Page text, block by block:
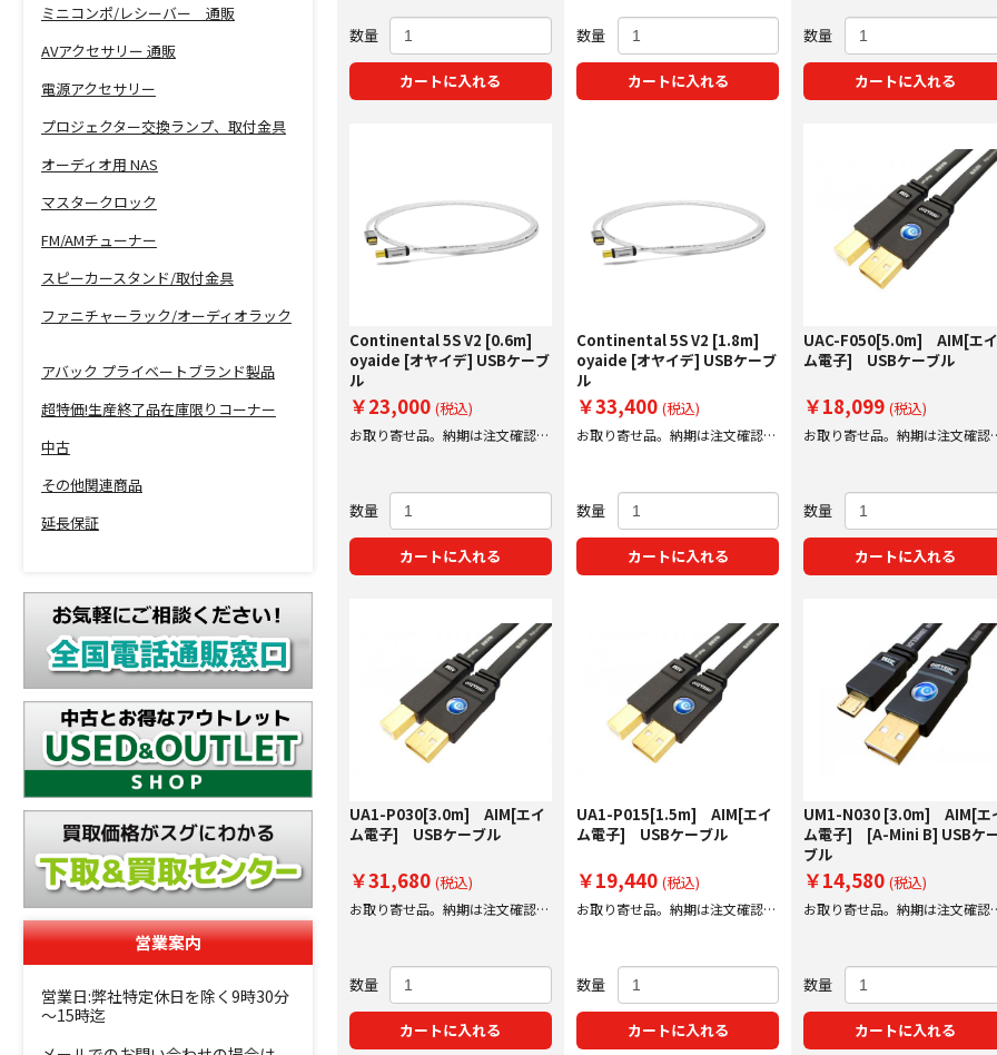
ミニコンポ/レシーバー 通販
AVアクセサリー 通販
電源アクセサリー
プロジェクター交換ランプ、取付金具
オーディオ用 NAS
マスタークロック
FM/AMチューナー
スピーカースタンド/取付金具
ファニチャーラック/オーディオラック
アバック プライベートブランド製品
超特価!生産終了品在庫限りコーナー
中古
その他関連商品
延長保証
営業案内
営業日:弊社特定休日を除く9時30分
～15時迄
数量
カートに入れる
数量
カートに入れる
数量
カートに入れる
Continental 5S V2 [0.6m]
oyaide [オヤイデ] USBケーブ
ル
￥23,000 (税込)
お取り寄せ品。納期は注文確認後
数量
カートに入れる
Continental 5S V2 [1.8m]
oyaide [オヤイデ] USBケーブ
ル
￥33,400 (税込)
お取り寄せ品。納期は注文確認後
数量
カートに入れる
UAC-F050[5.0m] AIM[エ
ム電子] USBケーブル
￥18,099(税込)
お取り寄せ品。納期は注文確認
数量
カートに入れる
UA1-P030[3.0m] AIM[エイ
ム電子] USBケーブル
￥31,680 (税込)
お取り寄せ品。納期は注文確認後
数量
カートに入れる
UA1-P015[1.5m] AIM[エイ
ム電子] USBケーブル
￥19,440 (税込)
お取り寄せ品。納期は注文確認後
数量
カートに入れる
UM1-N030 [3.0m] AIM[エ
ム電子] [A-Mini B] USBケ
ブル
￥14,580(税込)
お取り寄せ品。納期は注文確認
数量
カートに入れる